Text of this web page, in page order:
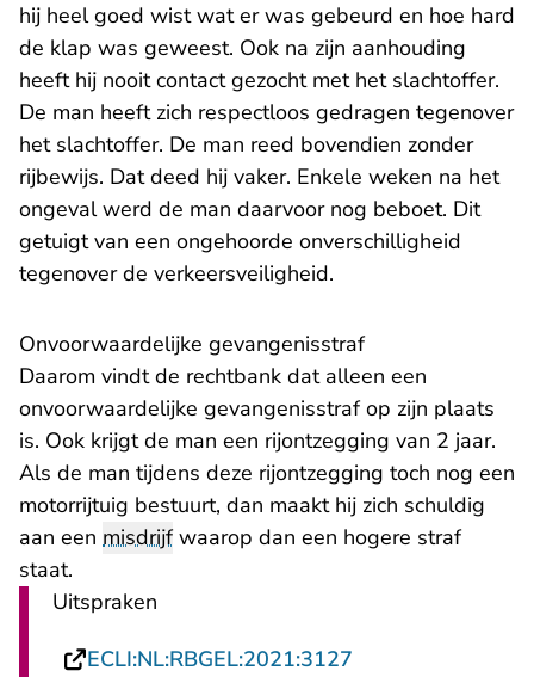
hij heel goed wist wat er was gebeurd en hoe hard
de klap was geweest. Ook na zijn aanhouding
heeft hij nooit contact gezocht met het slachtoffer.
De man heeft zich respectloos gedragen tegenover
het slachtoffer. De man reed bovendien zonder
rijbewijs. Dat deed hij vaker. Enkele weken na het
ongeval werd de man daarvoor nog beboet. Dit
getuigt van een ongehoorde onverschilligheid
tegenover de verkeersveiligheid.
Onvoorwaardelijke gevangenisstraf
Daarom vindt de rechtbank dat alleen een
onvoorwaardelijke gevangenisstraf op zijn plaats
is. Ook krijgt de man een rijontzegging van 2 jaar.
Als de man tijdens deze rijontzegging toch nog een
motorrijtuig bestuurt, dan maakt hij zich schuldig
aan een misdrijfwaarop dan een hogere straf
staat.
Uitspraken
ECLI:NL:RBGEL:2021:3127